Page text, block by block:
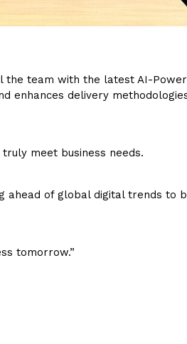
team with the latest AI-
enhances delivery
meet business needs.
ahead of global digital trends
tomorrow.”